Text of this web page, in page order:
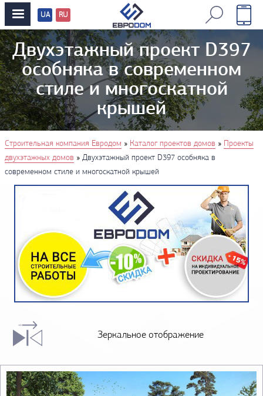
Двухэтажный проект D397
особняка в современном
стиле и многоскатной
крышей
Строительная компания Евродом » Каталог проектов домов » Проекты
двухэтажных домов » Двухэтажный проект D397 особняка в
современном стиле и многоскатной крышей
Зеркальное отображение
Перевод
сайтов
UA RU